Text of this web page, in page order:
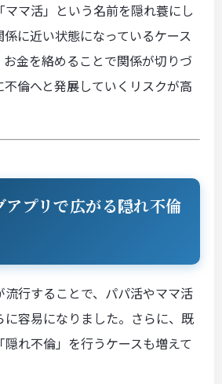
ママ活」という名前を隠れ蓑にし
に近い状態になっているケース
金を絡めることで関係が切りづ
倫へと発展していくリスクが高
アプリで広がる隠れ不倫
行することで、パパ活やママ活
に容易になりました。さらに、既
れ不倫」を行うケースも増えて